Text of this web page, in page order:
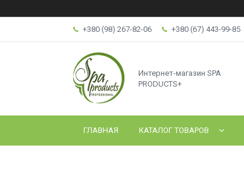
+380 (98) 267-82-06 +380 (67) 443-99-85
Интернет-магазин SPA
PRODUCTS+
ГЛАВНАЯ КАТАЛОГ ТОВАРОВ